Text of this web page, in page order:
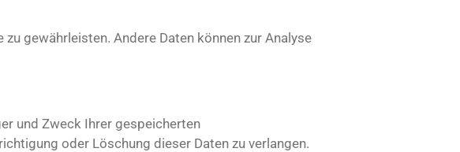
gewährleisten. Andere Daten können zur Analyse
und Zweck Ihrer gespeicherten
oder Löschung dieser Daten zu verlangen.